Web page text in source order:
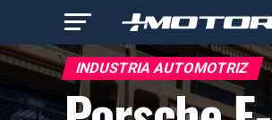
INDUSTRIA AUTOMOTRIZ